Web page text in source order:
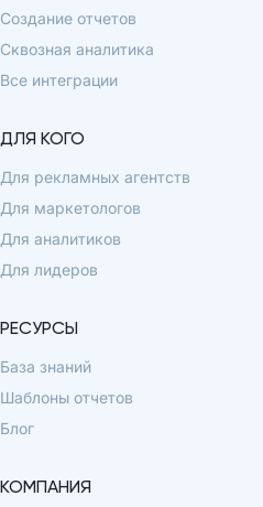
Создание отчетов
Сквозная аналитика
Все интеграции
ДЛЯ КОГО
Для рекламных агентств
Для маркетологов
Для аналитиков
Для лидеров
РЕСУРСЫ
База знаний
Шаблоны отчетов
Блог
КОМПАНИЯ